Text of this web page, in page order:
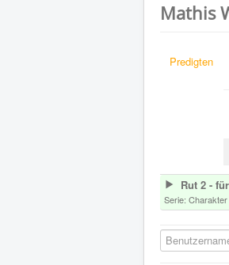
Mathis
Predigten
Rut 2 -
Serie: